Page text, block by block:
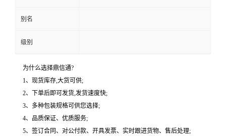
别名
级别
为什么选择鼎信通?
1、现货库存,大货可供;
2、下单后即可发货,发货速度快;
3、多种包装规格可供您选择;
4、品质保证、优质服务;
5、签订合同、对公付款、开具发票、实时跟进货物、售后处理;